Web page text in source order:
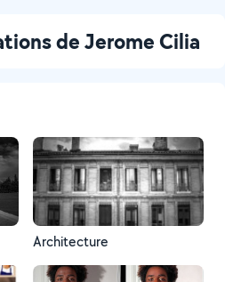
de Jerome Cilia
Architecture